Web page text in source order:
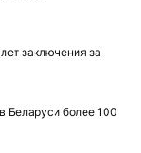
заключения за
Беларуси более 100